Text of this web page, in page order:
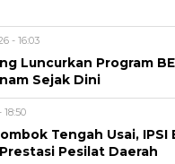
- 16:03
Luncurkan Program
Sejak Dini
Tengah Usai, IPSI
Pesilat Daerah